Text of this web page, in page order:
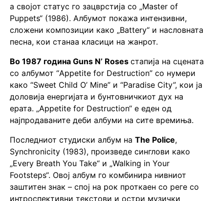
а својот статус го зацврстија со „Master of
Puppets“ (1986). Албумот покажа интензивни,
сложени композиции како „Battery“ и насловната
песна, кои станаа класици на жанрот.
Во 1987 година Guns N’ Roses стапија на сцената
со албумот “Appetite for Destruction” со нумери
како “Sweet Child O’ Mine” и “Paradise City”, кои ја
доловија енергијата и бунтовничкиот дух на
ерата. „Appetite for Destruction“ е еден од
најпродаваните деби албуми на сите времиња.
Последниот студиски албум на The Police,
Synchronicity (1983), произведе синглови како
„Every Breath You Take“ и „Walking in Your
Footsteps“. Овој албум го комбинира нивниот
заштитен знак – спој на рок проткаен со реге со
интроспективни текстови и остри музички